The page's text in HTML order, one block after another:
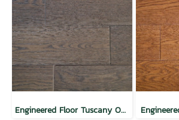
Engineered Floor Tuscany Oak